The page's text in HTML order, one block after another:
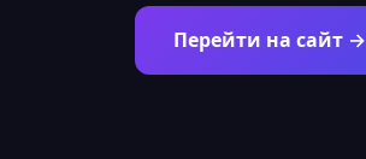
Перейти на сайт →